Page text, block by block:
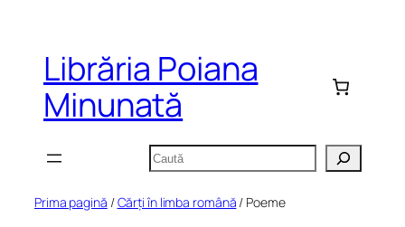
conținutLibrăria Poiana
Minunată
Caută
Prima pagină /Cărți în limba română / Poeme